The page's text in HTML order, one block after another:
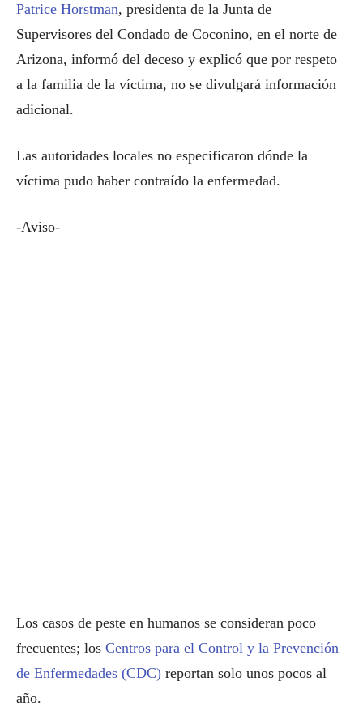
Patrice Horstman, presidenta de la Junta de
Supervisores del Condado de Coconino, en el norte de
Arizona, informó del deceso y explicó que por respeto
a la familia de la víctima, no se divulgará información
adicional.
Las autoridades locales no especificaron dónde la
víctima pudo haber contraído la enfermedad.
-Aviso-
Los casos de peste en humanos se consideran poco
frecuentes; los Centros para el Control y la Prevención
de Enfermedades (CDC) reportan solo unos pocos al
año.